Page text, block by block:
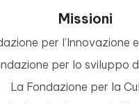
Missioni
per l’Innovazione
per lo sviluppo
La Fondazione per la